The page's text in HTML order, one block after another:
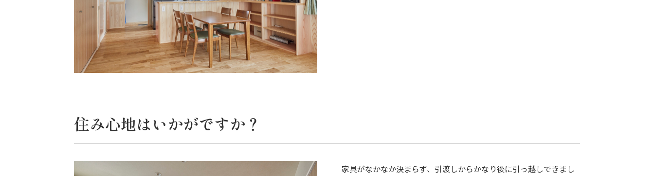
住み心地はいかがですか？
家具がなかなか決まらず、引渡しからかなり後に引っ越しできまし